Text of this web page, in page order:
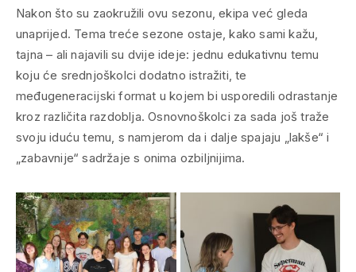
Nakon što su zaokružili ovu sezonu, ekipa već gleda
unaprijed. Tema treće sezone ostaje, kako sami kažu,
tajna – ali najavili su dvije ideje: jednu edukativnu temu
koju će srednjoškolci dodatno istražiti, te
međugeneracijski format u kojem bi usporedili odrastanje
kroz različita razdoblja. Osnovnoškolci za sada još traže
svoju iduću temu, s namjerom da i dalje spajaju „lakše“ i
„zabavnije“ sadržaje s onima ozbiljnijima.